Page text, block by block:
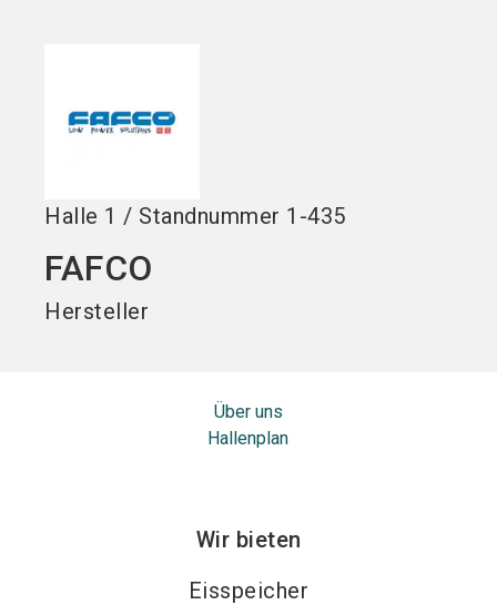
Halle 1 / Standnummer 1-435
FAFCO
Hersteller
Über uns
Hallenplan
Wir bieten
Eisspeicher